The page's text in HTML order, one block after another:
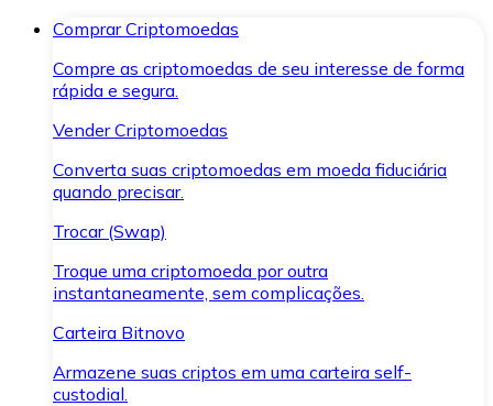
Comprar Criptomoedas
Compre as criptomoedas de seu interesse de forma
rápida e segura.
Vender Criptomoedas
Converta suas criptomoedas em moeda fiduciária
quando precisar.
Trocar (Swap)
Troque uma criptomoeda por outra
instantaneamente, sem complicações.
Carteira Bitnovo
Armazene suas criptos em uma carteira self-
custodial.